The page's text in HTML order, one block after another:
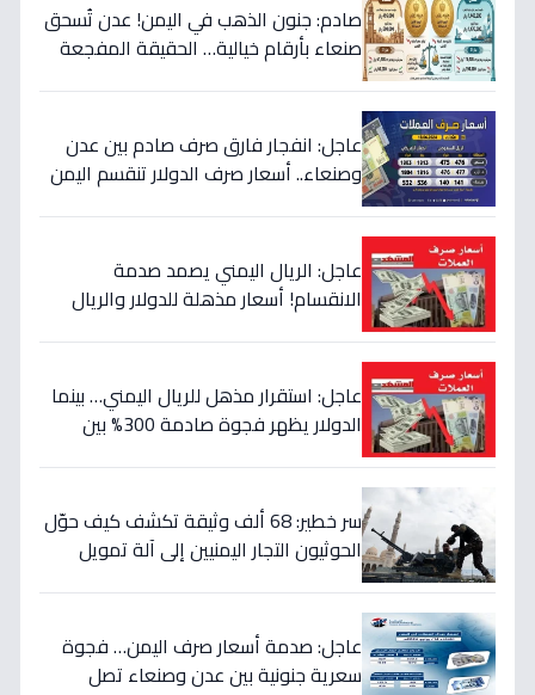
صادم: جنون الذهب في اليمن! عدن تُسحق
صنعاء بأرقام خيالية… الحقيقة المفجعة
عاجل: انفجار فارق صرف صادم بين عدن
وصنعاء.. أسعار صرف الدولار تنقسم اليمن
عاجل: الريال اليمني يصمد صدمة
الانقسام! أسعار مذهلة للدولار والريال
عاجل: استقرار مذهل للريال اليمني… بينما
الدولار يظهر فجوة صادمة 300% بين
سر خطير: 68 ألف وثيقة تكشف كيف حوّل
الحوثيون التجار اليمنيين إلى آلة تمويل
عاجل: صدمة أسعار صرف اليمن… فجوة
سعرية جنونية بين عدن وصنعاء تصل